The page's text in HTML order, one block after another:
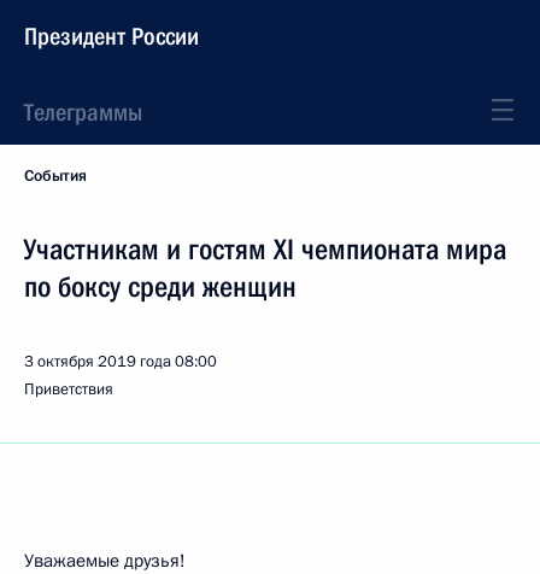
Президент России
Телеграммы
События
Участникам и гостям XI чемпионата мира
по боксу среди женщин
3 октября 2019 года08:00
Приветствия
Уважаемые друзья!